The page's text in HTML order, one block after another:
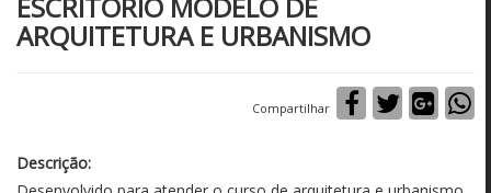
ARQUITETURA E URBANISMO
Compartilhar
Descrição: